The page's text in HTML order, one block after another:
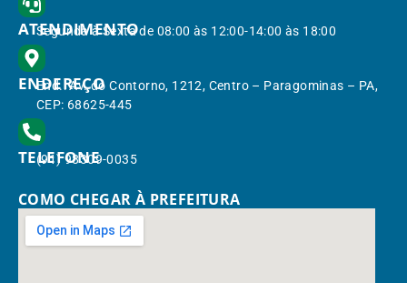
ATENDIMENTO
Segunda à Sexta de 08:00 às 12:00-14:00 às 18:00
ENDEREÇO
End.: Av. do Contorno, 1212, Centro – Paragominas – PA,
CEP: 68625-445
TELEFONE
(91) 98309-0035
COMO CHEGAR À PREFEITURA